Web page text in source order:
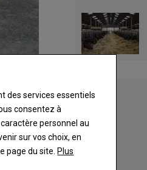
et
des services essentiels
consentez à
personnel au
sur vos choix, en
page du site. Plus